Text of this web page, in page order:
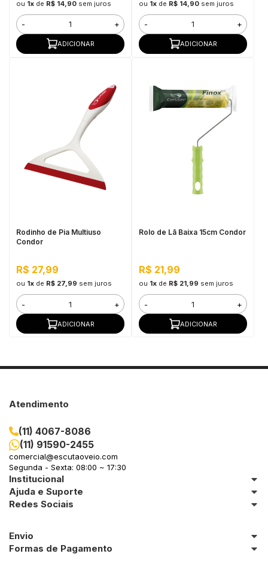
ou 1xde R$ 14,90 sem juros
- +
ADICIONAR
ou 1xde R$ 14,90 sem juros
- +
ADICIONAR
Rodinho de Pia Multiuso
Condor
R$ 27,99
ou 1xde R$ 27,99 sem juros
- +
ADICIONAR
Rolo de Lã Baixa 15cm Condor
R$ 21,99
ou 1xde R$ 21,99 sem juros
- +
ADICIONAR
Atendimento
(11) 4067-8086
(11) 91590-2455
comercial@escutaoveio.com
Segunda - Sexta: 08:00 ~ 17:30
Institucional
Ajuda e Suporte
Redes Sociais
Envio
Formas de Pagamento